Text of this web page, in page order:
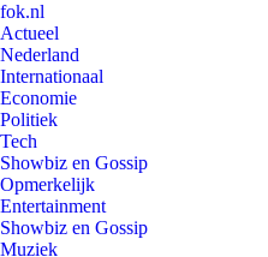
fok.nl
Actueel
Nederland
Internationaal
Economie
Politiek
Tech
Showbiz en Gossip
Opmerkelijk
Entertainment
Showbiz en Gossip
Muziek